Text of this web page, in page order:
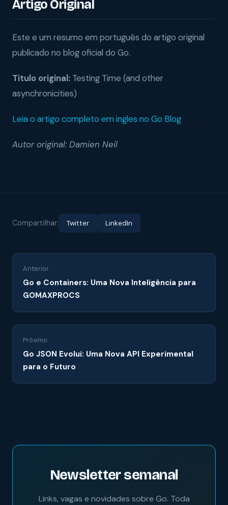
Artigo Original
Este e um resumo em português do artigo original
publicado no blog oficial do Go.
Titulo original: Testing Time (and other
asynchronicities)
Leia o artigo completo em ingles no Go Blog
Autor original: Damien Neil
Compartilhar: Twitter LinkedIn
Anterior
Go e Containers: Uma Nova Inteligência para
GOMAXPROCS
Próximo
Go JSON Evolui: Uma Nova API Experimental
para o Futuro
Newsletter semanal
Links, vagas e novidades sobre Go. Toda